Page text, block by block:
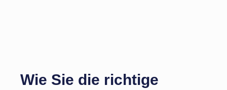
Wie Sie die richtige